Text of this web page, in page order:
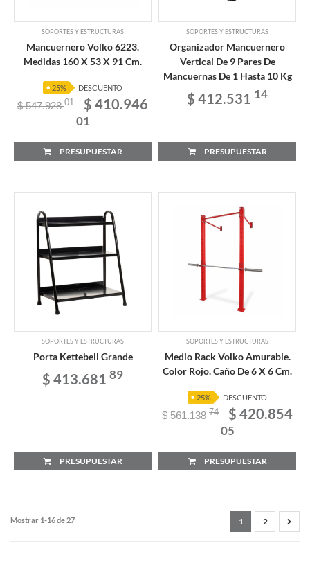
SOPORTES Y ESTRUCTURAS
Mancuernero Volko 6223.
Medidas 160 X 53 X 91 Cm.
25% DESCUENTO
$ 547.92801 $ 410.946
01
PRESUPUESTAR
SOPORTES Y ESTRUCTURAS
Organizador Mancuernero
Vertical De 9 Pares De
Mancuernas De 1 Hasta 10 Kg
$ 412.531 14
PRESUPUESTAR
SOPORTES Y ESTRUCTURAS
Porta Kettebell Grande
$ 413.681 89
PRESUPUESTAR
SOPORTES Y ESTRUCTURAS
Medio Rack Volko Amurable.
Color Rojo. Caño De 6 X 6 Cm.
25% DESCUENTO
$ 561.13874 $ 420.854
05
PRESUPUESTAR
Mostrar 1-16 de 27 1 2